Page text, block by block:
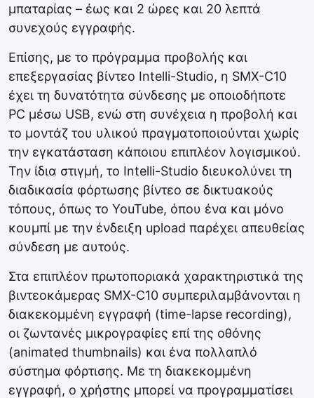
μπαταρίας – έως και 2 ώρες και 20 λεπτά
συνεχούς εγγραφής.
Επίσης, με το πρόγραμμα προβολής και
επεξεργασίας βίντεο Intelli-Studio, η SMX-C10
έχει τη δυνατότητα σύνδεσης με οποιοδήποτε
PC μέσω USB, ενώ στη συνέχεια η προβολή και
το μοντάζ του υλικού πραγματοποιούνται χωρίς
την εγκατάσταση κάποιου επιπλέον λογισμικού.
Την ίδια στιγμή, το Intelli-Studio διευκολύνει τη
διαδικασία φόρτωσης βίντεο σε δικτυακούς
τόπους, όπως το YouTube, όπου ένα και μόνο
κουμπί με την ένδειξη upload παρέχει απευθείας
σύνδεση με αυτούς.
Στα επιπλέον πρωτοποριακά χαρακτηριστικά της
βιντεοκάμερας SMX-C10 συμπεριλαμβάνονται η
διακεκομμένη εγγραφή (time-lapse recording),
οι ζωντανές μικρογραφίες επί της οθόνης
(animated thumbnails) και ένα πολλαπλό
σύστημα φόρτισης. Με τη διακεκομμένη
εγγραφή, ο χρήστης μπορεί να προγραμματίσει